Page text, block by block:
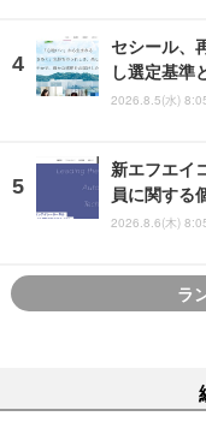
セシール、
し選定基準
2026.8.5(水)
新エフエイ
員に関する
2026.8.6(木)
ラ